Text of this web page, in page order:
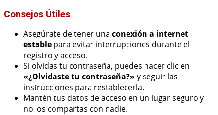
Consejos Útiles
Asegúrate de tener una conexión a internet
estable para evitar interrupciones durante el
registro y acceso.
Si olvidas tu contraseña, puedes hacer clic en
«¿Olvidaste tu contraseña?» y seguir las
instrucciones para restablecerla.
Mantén tus datos de acceso en un lugar seguro y
no los compartas con nadie.